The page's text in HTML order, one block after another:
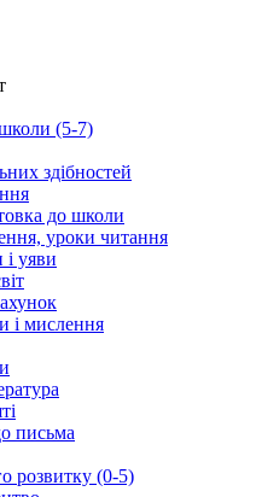
(5-7)
здібностей
до школи
уроки читання
і уяви
і мислення
письма
розвитку (0-5)